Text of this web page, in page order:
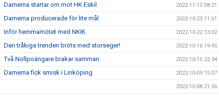
Damerna startar om mot HK Eskil 2022-11-12 08:21
Damerna producerade för lite mål 2022-10-23 11:01
Inför hemmamötet med NKIK 2022-10-22 13:02
Den tråkiga trenden bröts med storseger! 2022-10-16 19:45
Två Nollpoängare brakar samman 2022-10-15 22:34
Damerna fick smisk i Linköping 2022-10-09 15:07
2022-10-08 21:56